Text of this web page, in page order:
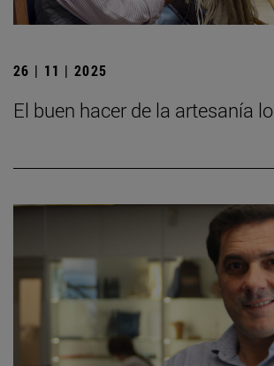
26 | 11 | 2025
El buen hacer de la artesanía